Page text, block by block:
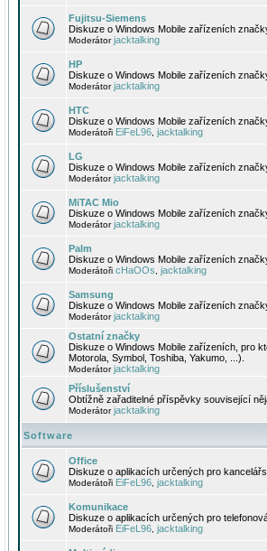
Fujitsu-Siemens
Diskuze o Windows Mobile zařízeních
Moderátorjacktalking
HP
Diskuze o Windows Mobile zařízeních
Moderátorjacktalking
HTC
Diskuze o Windows Mobile zařízeních
Moderátoři EiFeL96 jacktalking
LG
Diskuze o Windows Mobile zařízeních
Moderátorjacktalking
MiTAC Mio
Diskuze o Windows Mobile zařízeních
Moderátorjacktalking
Palm
Diskuze o Windows Mobile zařízeních
Moderátoři cHaOOs jacktalking
Samsung
Diskuze o Windows Mobile zařízeních
Moderátorjacktalking
Ostatní značky
Diskuze o Windows Mobile zařízeních, pro
Motorola, Symbol, Toshiba, Yakumo, ...).
Moderátorjacktalking
Příslušenství
Obtížně zařaditelné příspěvky související
Moderátorjacktalking
Software
Office
Diskuze o aplikacích určených pro
Moderátoři EiFeL96 jacktalking
Komunikace
Diskuze o aplikacích určených pro
Moderátoři EiFeL96 jacktalking